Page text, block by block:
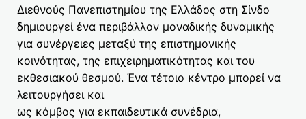
Διεθνούς Πανεπιστημίου της Ελλάδος στη Σίνδο
δημιουργεί ένα περιβάλλον μοναδικής δυναμικής
για συνέργειες μεταξύ της επιστημονικής
κοινότητας, της επιχειρηματικότητας και του
εκθεσιακού θεσμού. Ένα τέτοιο κέντρο μπορεί να
λειτουργήσει και
ως κόμβος για εκπαιδευτικά συνέδρια,